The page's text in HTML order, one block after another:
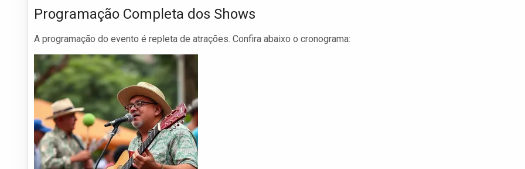
Programação Completa dos Shows
A programação do evento é repleta de atrações. Confira abaixo o cronograma: